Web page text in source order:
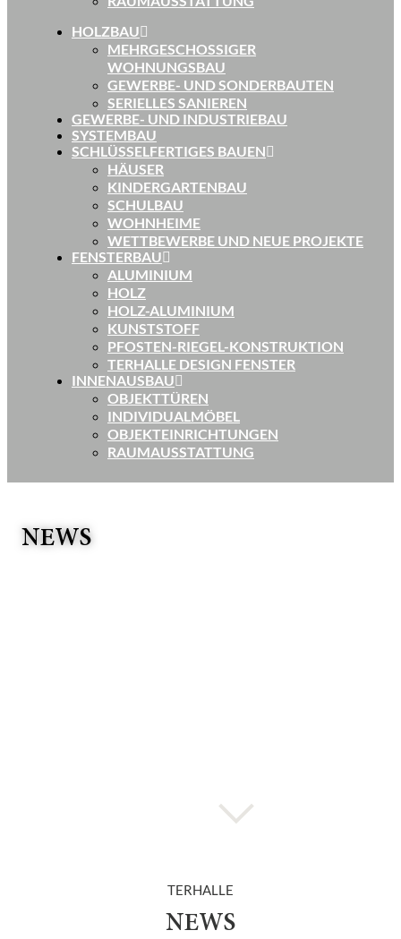
HOLZBAU
MEHRGESCHOSSIGER
WOHNUNGSBAU
GEWERBE- UND SONDERBAUTEN
SERIELLES SANIEREN
GEWERBE- UND INDUSTRIEBAU
SYSTEMBAU
SCHLÜSSELFERTIGES BAUEN
HÄUSER
KINDERGARTENBAU
SCHULBAU
WOHNHEIME
WETTBEWERBE UND NEUE PROJEKTE
FENSTERBAU
ALUMINIUM
HOLZ
HOLZ-ALUMINIUM
KUNSTSTOFF
PFOSTEN-RIEGEL-KONSTRUKTION
TERHALLE DESIGN FENSTER
INNENAUSBAU
OBJEKTTÜREN
INDIVIDUALMÖBEL
OBJEKTEINRICHTUNGEN
RAUMAUSSTATTUNG
NEWS
TERHALLE
NEWS